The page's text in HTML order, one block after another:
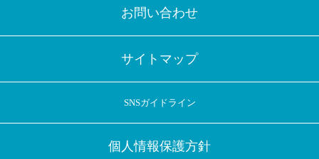
お問い合わせ
サイトマップ
SNSガイドライン
個人情報保護方針